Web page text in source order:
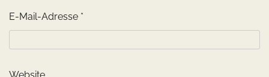
E-Mail-Adresse *